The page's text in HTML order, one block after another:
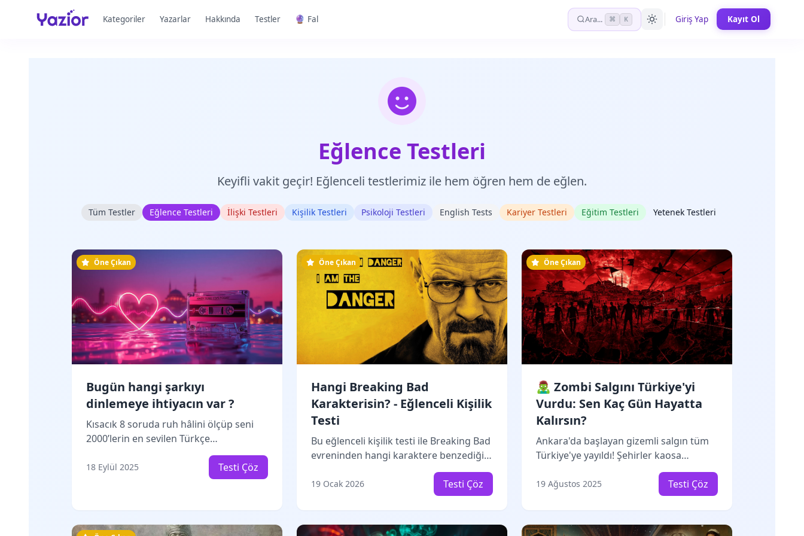
Kategoriler Yazarlar Hakkında Testler 🔮 Fal Ara... ⌘ K Giriş Yap Kayıt Ol
Eğlence Testleri
Keyifli vakit geçir! Eğlenceli testlerimiz ile hem öğren hem de eğlen.
Tüm Testler Eğlence Testleri İlişki Testleri Kişilik Testleri Psikoloji Testleri English Tests Kariyer Testleri Eğitim Testleri Yetenek Testleri
Öne Çıkan
Bugün hangi şarkıyı
dinlemeye ihtiyacın var ?
Kısacık 8 soruda ruh hâlini ölçüp seni
2000’lerin en sevilen Türkçe
şarkılarından biriyle eşleştiriyoruz.
Cevapların ağırlıklı skorlama ile analiz
edilir; aşk, hüzün, neşe, öfke, umut ve
puanlar bir araya getirilir. Sonuç
ekranında şarkı adını söylemeden,
18 Eylül 2025 Testi Çöz
Öne Çıkan
Hangi Breaking Bad
Karakterisin? - Eğlenceli Kişilik
Testi
Bu eğlenceli kişilik testi ile Breaking Bad
evreninden hangi karaktere benzediğini
keşfet! Günlük hayattaki tercihlerine
göre Walter White, Jesse Pinkman, Saul
Goodman, Hank Schrader, Gus Fring
veya Mike Ehrmantraut'tan hangisi
olduğunu öğren. Sadece 10 soru ile
19 Ocak 2026 Testi Çöz
Öne Çıkan
🧟‍♂️ Zombi Salgını Türkiye'yi
Vurdu: Sen Kaç Gün Hayatta
Kalırsın?
Ankara'da başlayan gizemli salgın tüm
Türkiye'ye yayıldı! Şehirler kaosa
gömülürken, sen hayatta kalmak için
hangi stratejileri kullanacaksın? Bu
gerçekçi hayatta kalma testi, kişiliğin ve
tercihlerinle zombi apocalypse'inde
nasıl davranacağını analiz ediyor.
19 Ağustos 2025 Testi Çöz